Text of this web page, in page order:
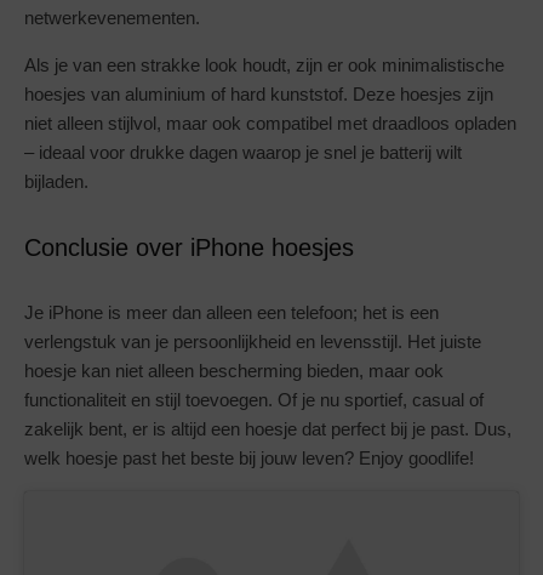
netwerkevenementen.
Als je van een strakke look houdt, zijn er ook minimalistische
hoesjes van aluminium of hard kunststof. Deze hoesjes zijn
niet alleen stijlvol, maar ook compatibel met draadloos opladen
– ideaal voor drukke dagen waarop je snel je batterij wilt
bijladen.
Conclusie over iPhone hoesjes
Je iPhone is meer dan alleen een telefoon; het is een
verlengstuk van je persoonlijkheid en levensstijl. Het juiste
hoesje kan niet alleen bescherming bieden, maar ook
functionaliteit en stijl toevoegen. Of je nu sportief, casual of
zakelijk bent, er is altijd een hoesje dat perfect bij je past. Dus,
welk hoesje past het beste bij jouw leven? Enjoy goodlife!